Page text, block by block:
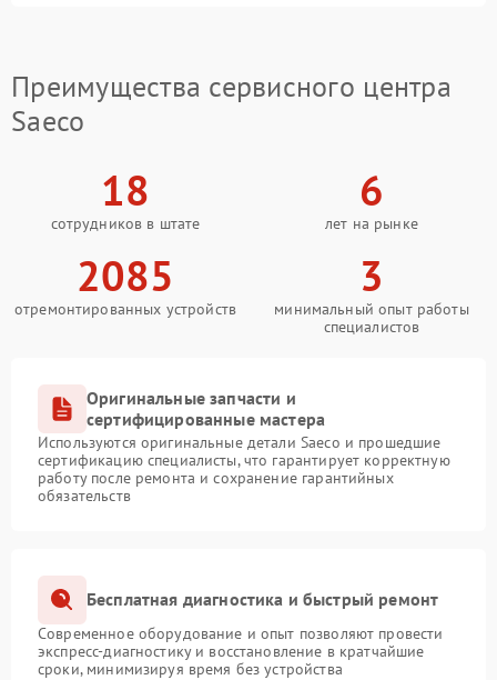
Преимущества сервисного центра
Saeco
18
сотрудников в штате
6
лет на рынке
2085
отремонтированных устройств
3
минимальный опыт работы
специалистов
Оригинальные запчасти и
сертифицированные мастера
Используются оригинальные детали Saeco и прошедшие
сертификацию специалисты, что гарантирует корректную
работу после ремонта и сохранение гарантийных
обязательств
Бесплатная диагностика и быстрый ремонт
Современное оборудование и опыт позволяют провести
экспресс-диагностику и восстановление в кратчайшие
сроки, минимизируя время без устройства